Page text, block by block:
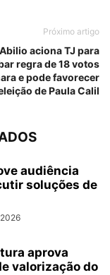
Próximo artigo
Abilio aciona TJ para
regra de 18 votos
e pode favorecer
de Paula Calil
audiência
soluções de
aprova
valorização do